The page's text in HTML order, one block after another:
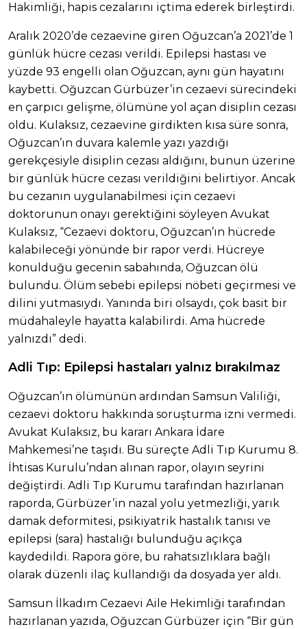
Hakimliği, hapis cezalarını içtima ederek birleştirdi.
Aralık 2020’de cezaevine giren Oğuzcan’a 2021’de 1
günlük hücre cezası verildi. Epilepsi hastası ve
yüzde 93 engelli olan Oğuzcan, aynı gün hayatını
kaybetti. Oğuzcan Gürbüzer’in cezaevi sürecindeki
en çarpıcı gelişme, ölümüne yol açan disiplin cezası
oldu. Kulaksız, cezaevine girdikten kısa süre sonra,
Oğuzcan’ın duvara kalemle yazı yazdığı
gerekçesiyle disiplin cezası aldığını, bunun üzerine
bir günlük hücre cezası verildiğini belirtiyor. Ancak
bu cezanın uygulanabilmesi için cezaevi
doktorunun onayı gerektiğini söyleyen Avukat
Kulaksız, “Cezaevi doktoru, Oğuzcan’ın hücrede
kalabileceği yönünde bir rapor verdi. Hücreye
konulduğu gecenin sabahında, Oğuzcan ölü
bulundu. Ölüm sebebi epilepsi nöbeti geçirmesi ve
dilini yutmasıydı. Yanında biri olsaydı, çok basit bir
müdahaleyle hayatta kalabilirdi. Ama hücrede
yalnızdı” dedi.
Adli Tıp: Epilepsi hastaları yalnız bırakılmaz
Oğuzcan’ın ölümünün ardından Samsun Valiliği,
cezaevi doktoru hakkında soruşturma izni vermedi.
Avukat Kulaksız, bu kararı Ankara İdare
Mahkemesi’ne taşıdı. Bu süreçte Adli Tıp Kurumu 8.
İhtisas Kurulu’ndan alınan rapor, olayın seyrini
değiştirdi. Adli Tıp Kurumu tarafından hazırlanan
raporda, Gürbüzer’in nazal yolu yetmezliği, yarık
damak deformitesi, psikiyatrik hastalık tanısı ve
epilepsi (sara) hastalığı bulunduğu açıkça
kaydedildi. Rapora göre, bu rahatsızlıklara bağlı
olarak düzenli ilaç kullandığı da dosyada yer aldı.
Samsun İlkadım Cezaevi Aile Hekimliği tarafından
hazırlanan yazıda, Oğuzcan Gürbüzer için “Bir gün